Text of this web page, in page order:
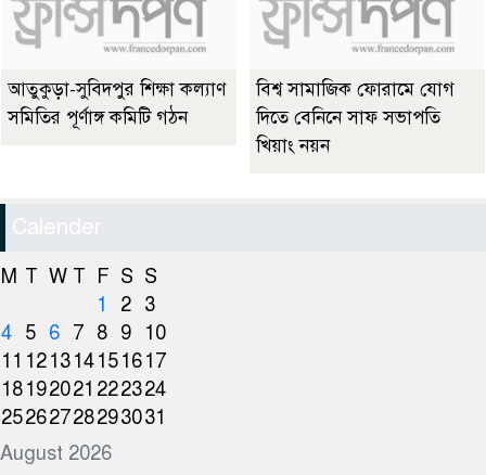
আতুকুড়া-সুবিদপুর শিক্ষা কল্যাণ
সমিতির পূর্ণাঙ্গ কমিটি গঠন
বিশ্ব সামাজিক ফোরামে যোগ
দিতে বেনিনে সাফ সভাপতি
খিয়াং নয়ন
Calender
August 2026
M T W T F S S
1
2 3
4 5 6 7 8 9
10
11 121314151617
18192021 222324
25262728293031